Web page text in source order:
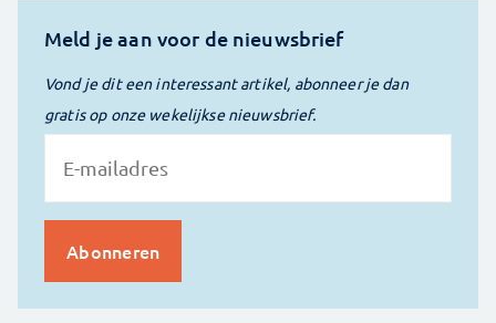
Meld je aan voor de nieuwsbrief
Vond je dit een interessant artikel, abonneer je dan
gratis op onze wekelijkse nieuwsbrief.